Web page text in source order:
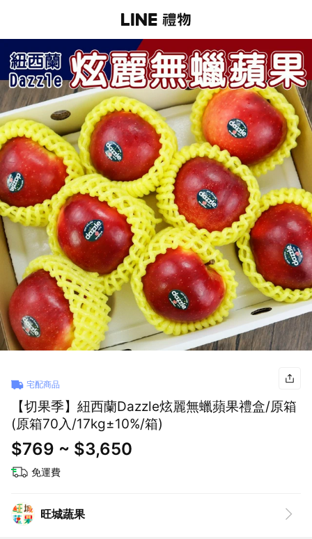
宅配商品
【切果季】紐西蘭Dazzle炫麗無蠟蘋果禮盒/原箱
(原箱70入/17kg±10%/箱)
$769 ~ $3,650
免運費
旺城蔬果